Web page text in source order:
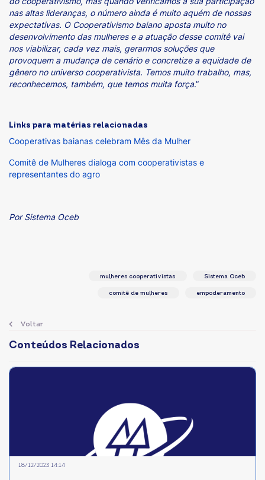
nas altas lideranças, o número ainda é muito aquém de nossas
expectativas. O Cooperativismo baiano aposta muito no
desenvolvimento das mulheres e a atuação desse comitê vai
nos viabilizar, cada vez mais, gerarmos soluções que
provoquem a mudança de cenário e concretize a equidade de
gênero no universo cooperativista. Temos muito trabalho, mas,
reconhecemos, também, que temos muita força.”
Links para matérias relacionadas
Cooperativas baianas celebram Mês da Mulher
Comitê de Mulheres dialoga com cooperativistas e
representantes do agro
Por Sistema Oceb
Voltar
mulheres cooperativistas Sistema Oceb
comitê de mulheres empoderamento
Conteúdos Relacionados
18/12/2023 14:14